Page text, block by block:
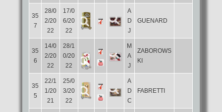
35
7
28/0
2/20
22
17/0
6/20
22
A
D
J
GUENARD
35
6
14/0
2/20
22
28/1
0/20
22
M
A
J
ZABOROWS
KI
35
5
22/1
1/20
21
25/0
3/20
22
A
D
C
FABRETTI